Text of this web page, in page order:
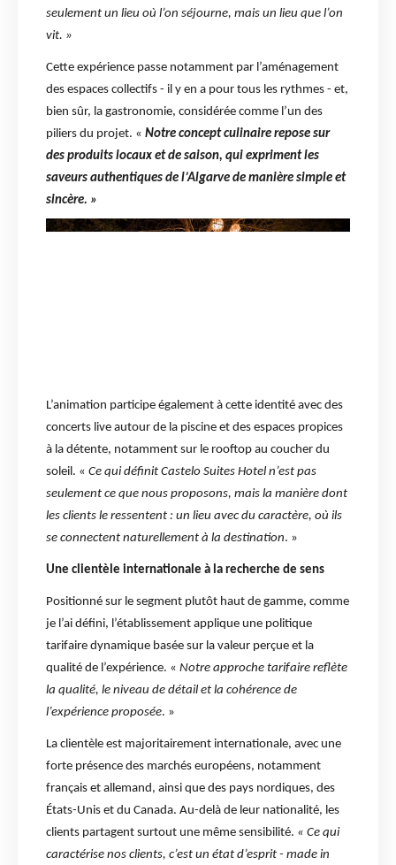
seulement un lieu où l’on séjourne, mais un lieu que l’on
vit. »
Cette expérience passe notamment par l’aménagement
des espaces collectifs - il y en a pour tous les rythmes - et,
bien sûr, la gastronomie, considérée comme l’un des
piliers du projet. « Notre concept culinaire repose sur
des produits locaux et de saison, qui expriment les
saveurs authentiques de l’Algarve de manière simple et
sincère. »
L’animation participe également à cette identité avec des
concerts live autour de la piscine et des espaces propices
à la détente, notamment sur le rooftop au coucher du
soleil. « Ce qui définit Castelo Suites Hotel n’est pas
seulement ce que nous proposons, mais la manière dont
les clients le ressentent : un lieu avec du caractère, où ils
se connectent naturellement à la destination. »
Une clientèle internationale à la recherche de sens
Positionné sur le segment plutôt haut de gamme, comme
je l’ai défini, l’établissement applique une politique
tarifaire dynamique basée sur la valeur perçue et la
qualité de l’expérience. « Notre approche tarifaire reflète
la qualité, le niveau de détail et la cohérence de
l’expérience proposée. »
La clientèle est majoritairement internationale, avec une
forte présence des marchés européens, notamment
français et allemand, ainsi que des pays nordiques, des
États-Unis et du Canada. Au-delà de leur nationalité, les
clients partagent surtout une même sensibilité. « Ce qui
caractérise nos clients, c’est un état d’esprit - made in